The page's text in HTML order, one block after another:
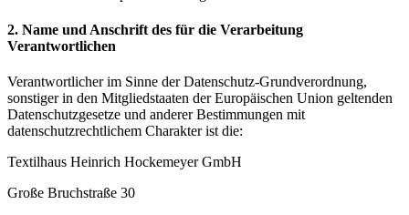
2. Name und Anschrift des für die Verarbeitung
Verantwortlichen
Verantwortlicher im Sinne der Datenschutz-Grundverordnung,
sonstiger in den Mitgliedstaaten der Europäischen Union geltenden
Datenschutzgesetze und anderer Bestimmungen mit
datenschutzrechtlichem Charakter ist die:
Textilhaus Heinrich Hockemeyer GmbH
Große Bruchstraße 30